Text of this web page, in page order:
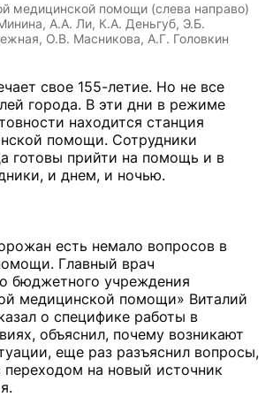
медицинской помощи (слева направо)
А.А. Ли, К.А. Деньгуб, Э.Б.
О.В. Масникова, А.Г. Головкин
свое 155-летие. Но не все
города. В эти дни в режиме
находится станция
помощи. Сотрудники
готовы прий­ти на помощь и в
и днем, и ночью.
есть немало вопросов в
Главный врач
бюджетного учреждения
медицинской помощи» Виталий
о специфике работы в
объяснил, почему возникают
еще раз разъяснил вопросы,
на новый источник